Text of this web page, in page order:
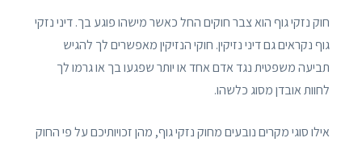
חוק נזקי גוף הוא צבר חוקים החל כאשר מישהו פוגע בך. דיני נזקי
גוף נקראים גם דיני נזיקין. חוקי הנזיקין מאפשרים לך להגיש
תביעה משפטית נגד אדם אחד או יותר שפגעו בך או גרמו לך
לחוות אובדן מסוג כלשהו.
אילו סוגי מקרים נובעים מחוק נזקי גוף, מהן זכויותיכם על פי החוק